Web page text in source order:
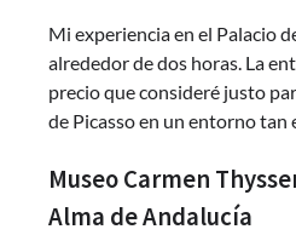
Mi experiencia en el Palacio
alrededor de dos horas. La
precio que consideré justo
de Picasso en un entorno tan
Museo Carmen
Alma de Andalucía